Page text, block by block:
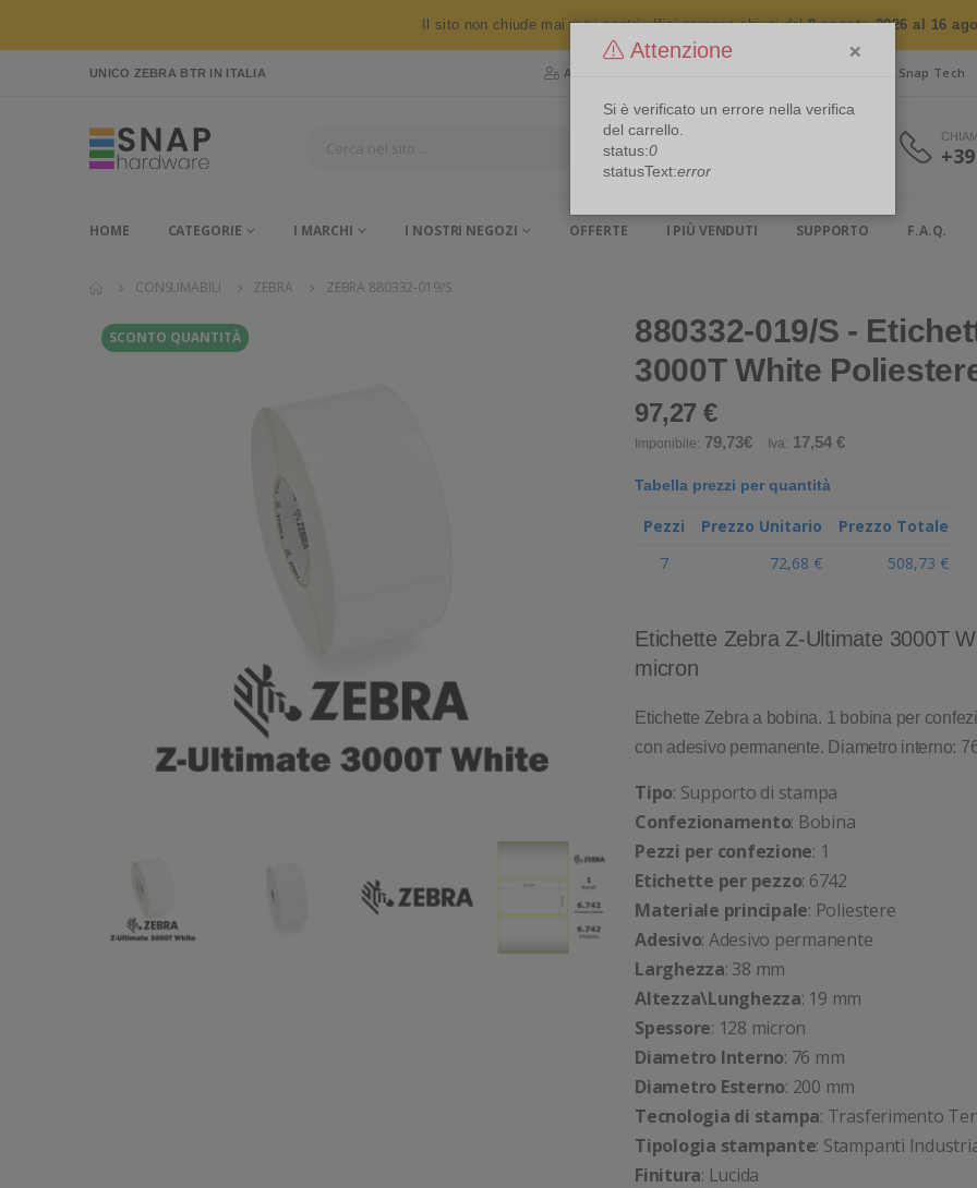
Il sito non chiude mai ma i nostri uffici saranno chiusi dal8 agosto 2026 al 16
UNICO ZEBRA BTR IN ITALIA Area Riservata Snap Tech
HOME CATEGORIE I MARCHI I NOSTRI NEGOZI OFFERTE I PIÙ VENDUTI SUPPORTO F.A.Q.
CONSUMABILI ZEBRA ZEBRA 880332-019/S
SCONTO QUANTITÀ
880332-019/S -
3000T White
97,27 €
Imponibile: 79,73€ Iva: 17,54 €
Tabella prezzi per quantità
Pezzi Prezzo Unitario
Prezzo Totale
7
72,68 € 508,73 €
Etichette Zebra Z-Ultimate 3000T
micron
Etichette Zebra a bobina. 1 bobina per
con adesivo permanente. Diametro interno:
Tipo: Supporto di stampa
Confezionamento: Bobina
Pezzi per confezione: 1
Etichette per pezzo: 6742
Materiale principale: Poliestere
Adesivo: Adesivo permanente
Larghezza: 38 mm
Altezza\Lunghezza: 19 mm
Spessore: 128 micron
Diametro Interno: 76 mm
Diametro Esterno: 200 mm
Tecnologia di stampa: Trasferimento
Tipologia stampante: Stampanti
Finitura: Lucida
Attenzione ×
Si è verificato un errore nella verifica
del carrello.
status:0
statusText:error